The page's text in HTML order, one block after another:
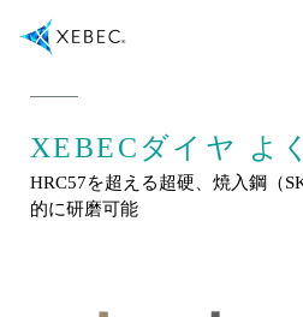
XEBECダイヤ よ
HRC57を超える超硬、焼入鋼（
的に研磨可能